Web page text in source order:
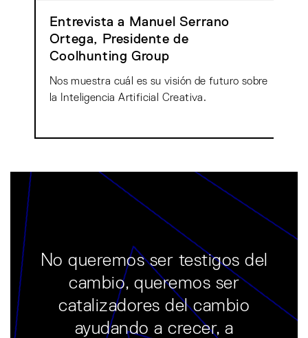
Entrevista a Manuel Serrano
Ortega, Presidente de
Coolhunting Group
Nos muestra cuál es su visión de futuro sobre
la Inteligencia Artificial Creativa.
No queremos ser testigos del
cambio, queremos ser
catalizadores del cambio
ayudando a crecer, a